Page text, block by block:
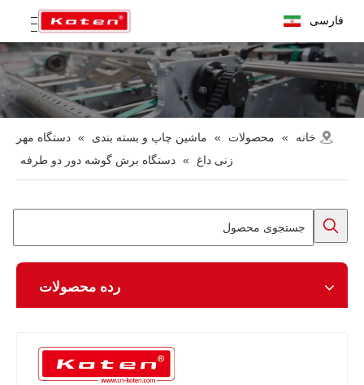
فارسی
خانه » محصولات » ماشین چاپ و بسته بندی » دستگاه مهر
زنی داغ
» دستگاه برش گوشه دور دو طرفه
رده محصولات